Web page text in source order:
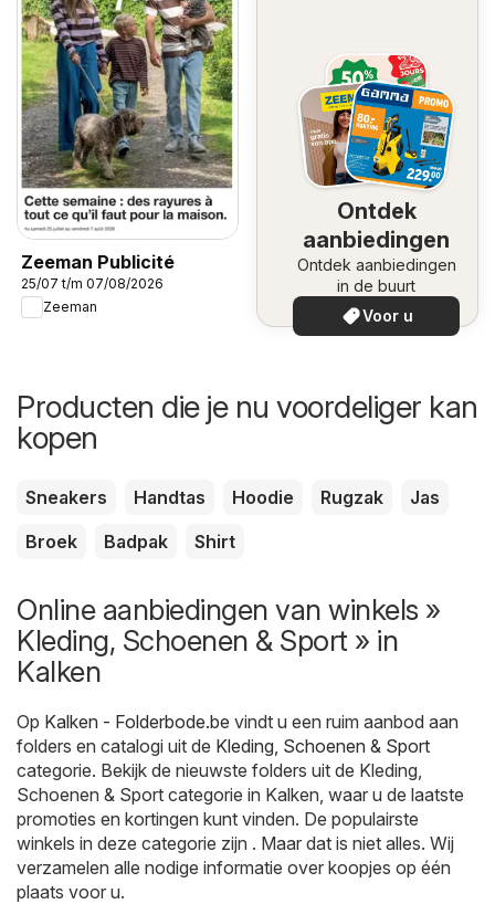
Zeeman Publicité
25/07 t/m 07/08/2026
Zeeman
Ontdek
aanbiedingen
Ontdek aanbiedingen
in de buurt
Voor u
Producten die je nu voordeliger kan
kopen
Sneakers Handtas Hoodie Rugzak
Jas
Broek
Badpak Shirt
Online aanbiedingen van winkels »
Kleding, Schoenen & Sport » in
Kalken
Op Kalken - Folderbode.be vindt u een ruim aanbod aan
folders en catalogi uit de Kleding, Schoenen & Sport
categorie. Bekijk de nieuwste folders uit de Kleding,
Schoenen & Sport categorie in Kalken, waar u de laatste
promoties en kortingen kunt vinden. De populairste
winkels in deze categorie zijn . Maar dat is niet alles. Wij
verzamelen alle nodige informatie over koopjes op één
plaats voor u.